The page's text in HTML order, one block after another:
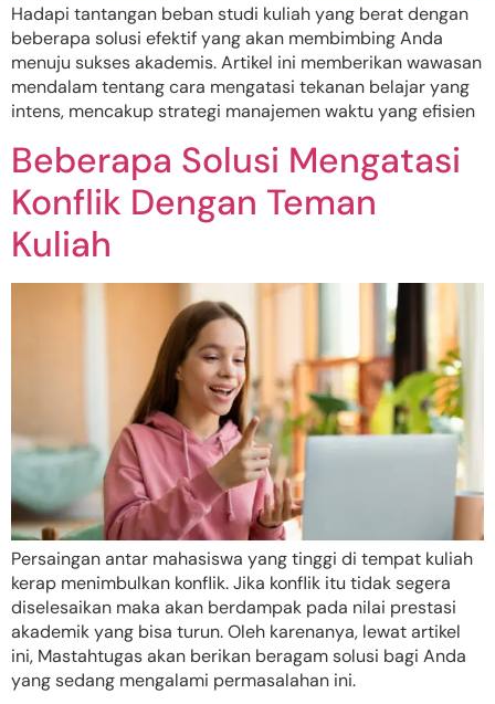
Hadapi tantangan beban studi kuliah yang berat dengan
beberapa solusi efektif yang akan membimbing Anda
menuju sukses akademis. Artikel ini memberikan wawasan
mendalam tentang cara mengatasi tekanan belajar yang
intens, mencakup strategi manajemen waktu yang efisien
Beberapa Solusi Mengatasi
Konflik Dengan Teman
Kuliah
Persaingan antar mahasiswa yang tinggi di tempat kuliah
kerap menimbulkan konflik. Jika konflik itu tidak segera
diselesaikan maka akan berdampak pada nilai prestasi
akademik yang bisa turun. Oleh karenanya, lewat artikel
ini, Mastahtugas akan berikan beragam solusi bagi Anda
yang sedang mengalami permasalahan ini.